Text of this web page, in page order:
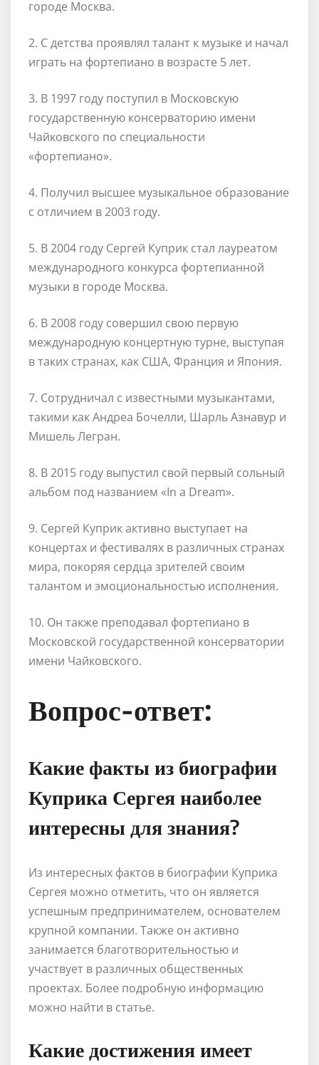
городе Москва.
2. С детства проявлял талант к музыке и начал
играть на фортепиано в возрасте 5 лет.
3. В 1997 году поступил в Московскую
государственную консерваторию имени
Чайковского по специальности
«фортепиано».
4. Получил высшее музыкальное образование
с отличием в 2003 году.
5. В 2004 году Сергей Куприк стал лауреатом
международного конкурса фортепианной
музыки в городе Москва.
6. В 2008 году совершил свою первую
международную концертную турне, выступая
в таких странах, как США, Франция и Япония.
7. Сотрудничал с известными музыкантами,
такими как Андреа Бочелли, Шарль Азнавур и
Мишель Легран.
8. В 2015 году выпустил свой первый сольный
альбом под названием «In a Dream».
9. Сергей Куприк активно выступает на
концертах и фестивалях в различных странах
мира, покоряя сердца зрителей своим
талантом и эмоциональностью исполнения.
10. Он также преподавал фортепиано в
Московской государственной консерватории
имени Чайковского.
Вопрос-ответ:
Какие факты из биографии
Куприка Сергея наиболее
интересны для знания?
Из интересных фактов в биографии Куприка
Сергея можно отметить, что он является
успешным предпринимателем, основателем
крупной компании. Также он активно
занимается благотворительностью и
участвует в различных общественных
проектах. Более подробную информацию
можно найти в статье.
Какие достижения имеет